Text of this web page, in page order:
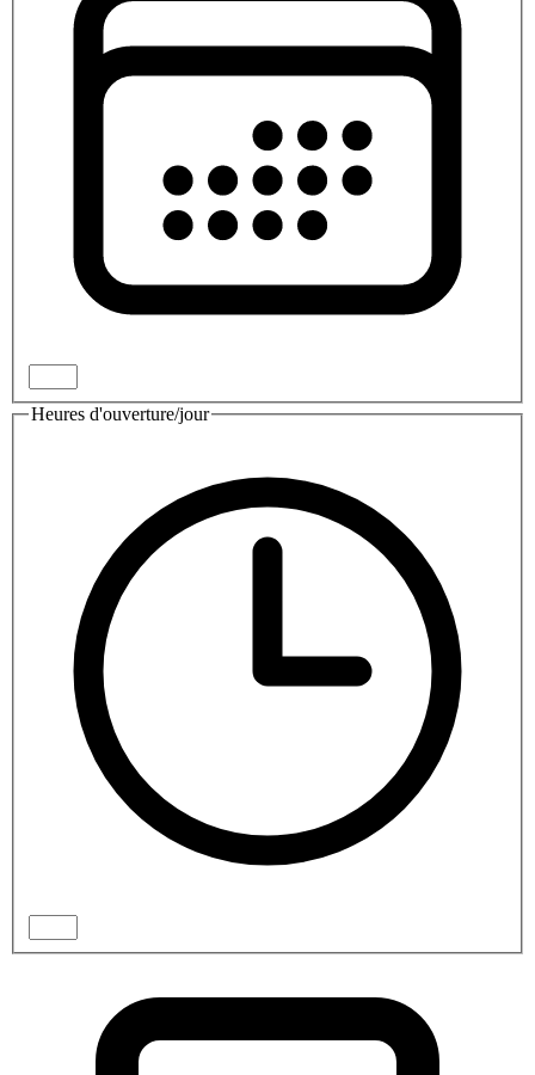
Heures d'ouverture/jour